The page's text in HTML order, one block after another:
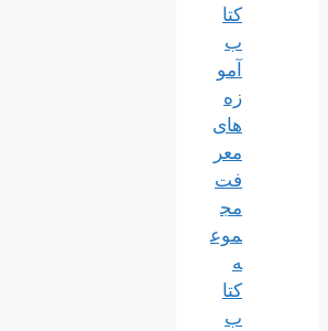
کتا
ب
آمو
زه
های
معر
فت
مج
موع
ه
کتا
ب